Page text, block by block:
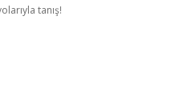
tanış!